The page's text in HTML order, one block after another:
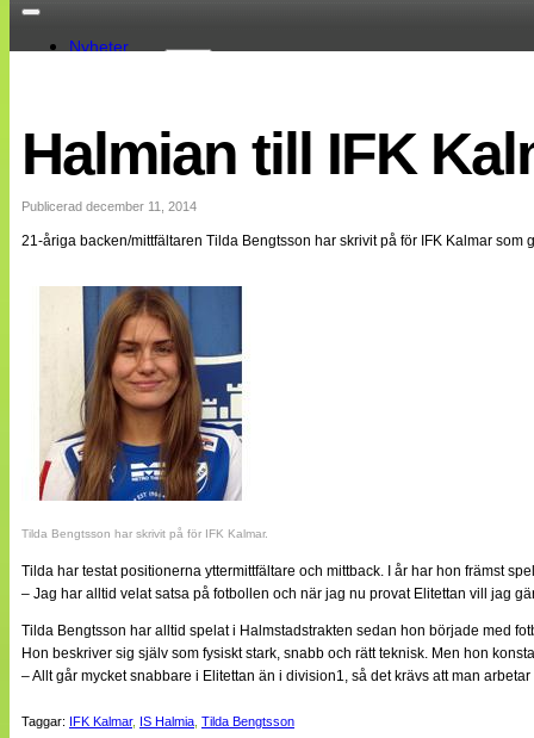
Nyheter
Landslaget
EM 2013
Internationellt
Bildreportage
Bloggar
Webb-TV
Cuper
Medlemsbilder
Till klubbkassan
NÄTverket
Split vision
Om oss
Annonsera
Statistik
Kontakt
Halmian till IFK
Publicerad december 11, 2014
21-åriga backen/mittfältaren Tilda Bengtsson har skrivit på för IFK Kalmar
Tilda Bengtsson har skrivit på för IFK Kalmar.
Tilda har testat positionerna yttermittfältare och mittback. I år har hon främst
– Jag har alltid velat satsa på fotbollen och när jag nu provat Elitettan vill jag
Tilda Bengtsson har alltid spelat i Halmstadstrakten sedan hon började med
Hon beskriver sig själv som fysiskt stark, snabb och rätt teknisk. Men hon
– Allt går mycket snabbare i Elitettan än i division1, så det krävs att man
Taggar: IFK Kalmar, IS Halmia Tilda Bengtsson